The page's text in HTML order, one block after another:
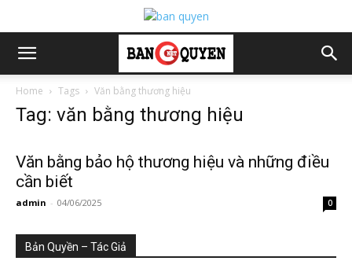
Home Tags Văn bằng thương hiệu
Tag: văn bằng thương hiệu
Văn bằng bảo hộ thương hiệu và những điều
cần biết
admin - 04/06/2025 0
Bản Quyền – Tác Giả